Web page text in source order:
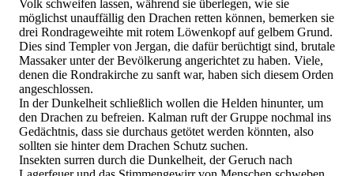
Volk schweifen lassen, während sie überlegen, wie sie
möglichst unauffällig den Drachen retten können, bemerken sie
drei Rondrageweihte mit rotem Löwenkopf auf gelbem Grund.
Dies sind Templer von Jergan, die dafür berüchtigt sind, brutale
Massaker unter der Bevölkerung angerichtet zu haben. Viele,
denen die Rondrakirche zu sanft war, haben sich diesem Orden
angeschlossen.
In der Dunkelheit schließlich wollen die Helden hinunter, um
den Drachen zu befreien. Kalman ruft der Gruppe nochmal ins
Gedächtnis, dass sie durchaus getötet werden könnten, also
sollten sie hinter dem Drachen Schutz suchen.
Insekten surren durch die Dunkelheit, der Geruch nach